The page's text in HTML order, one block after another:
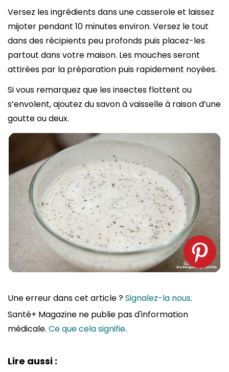
Versez les ingrédients dans une casserole et laissez
mijoter pendant 10 minutes environ. Versez le tout
dans des récipients peu profonds puis placez-les
partout dans votre maison. Les mouches seront
attirées par la préparation puis rapidement noyées.
Si vous remarquez que les insectes flottent ou
s’envolent, ajoutez du savon à vaisselle à raison d’une
goutte ou deux.
Une erreur dans cet article ?Signalez-la nous.
Santé+ Magazine ne publie pas d'information
médicale. Ce que cela signifie.
Lire aussi :